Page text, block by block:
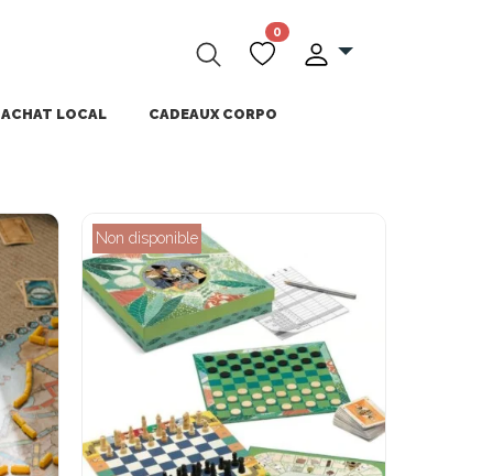
0
ACHAT LOCAL CADEAUX CORPO
Non disponible